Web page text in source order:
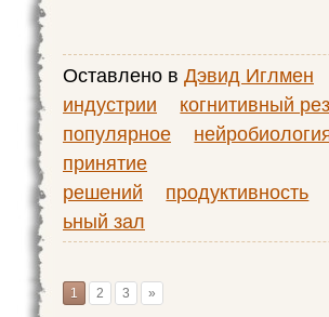
Оставлено в Дэвид Иглмен
индустрии
когнитивный
популярное
принятие
решений
продуктивность
ьный зал
1 2 3 »